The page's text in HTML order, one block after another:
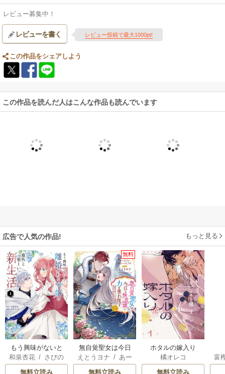
レビュー募集中！
レビューを書く レビュー投稿で最大1000pt!
この作品をシェアしよう
この作品を読んだ人はこんな作品も読んでいます
広告で人気の作品! もっと見る
もう興味がないと
離婚された令嬢の
意外と楽しい新生
和泉杏花 / さびの
ぶち
無料立読み
無料
無自覚聖女は今日
も無意識に力を垂
れ流す ～公爵家
えとうヨナ /あー
もんど/ あんべよ
無料立読み
ホタルの嫁入り
橘オレコ
無料立読み
富